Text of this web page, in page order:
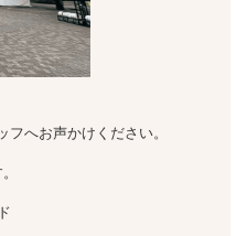
へお声かけください。